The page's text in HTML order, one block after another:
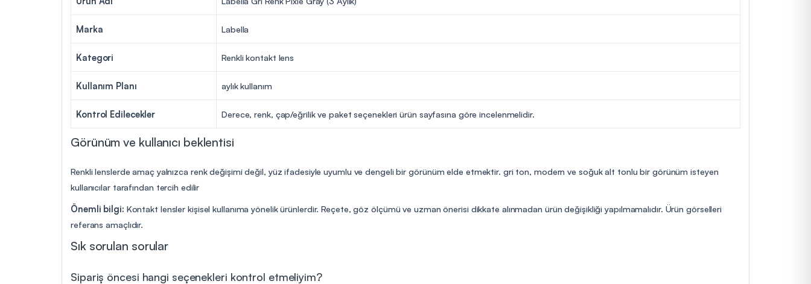
Marka Labella
Kategori Renkli kontakt lens
Kullanım Planı aylık kullanım
Kontrol Edilecekler Derece, renk, çap/eğrilik ve paket seçenekleri ürün sayfasına göre incelenmelidir.
Görünüm ve kullanıcı beklentisi
Renkli lenslerde amaç yalnızca renk değişimi değil, yüz ifadesiyle uyumlu ve dengeli bir görünüm elde etmektir. gri ton, modern ve soğuk alt tonlu bir görünüm isteyen
kullanıcılar tarafından tercih edilir
Önemli bilgi: Kontakt lensler kişisel kullanıma yönelik ürünlerdir. Reçete, göz ölçümü ve uzman önerisi dikkate alınmadan ürün değişikliği yapılmamalıdır. Ürün görselleri
referans amaçlıdır.
Sık sorulan sorular
Sipariş öncesi hangi seçenekleri kontrol etmeliyim?